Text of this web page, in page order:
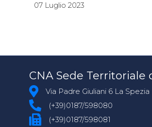
07 Luglio 2023
CNA Sede Territoriale
Via Padre Giuliani 6 La Spezia
(+39)0187/598080
(+39)0187/598081